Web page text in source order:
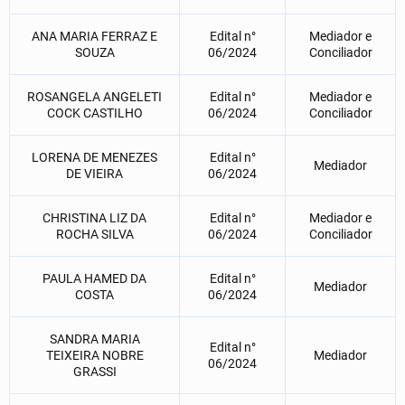
ANA MARIA FERRAZ E
SOUZA
Edital n°
06/2024
Mediador e
Conciliador
ROSANGELA ANGELETI
COCK CASTILHO
Edital n°
06/2024
Mediador e
Conciliador
LORENA DE MENEZES
DE VIEIRA
Edital n°
06/2024
Mediador
CHRISTINA LIZ DA
ROCHA SILVA
Edital n°
06/2024
Mediador e
Conciliador
PAULA HAMED DA
COSTA
Edital n°
06/2024
Mediador
SANDRA MARIA
TEIXEIRA NOBRE
GRASSI
Edital n°
06/2024
Mediador